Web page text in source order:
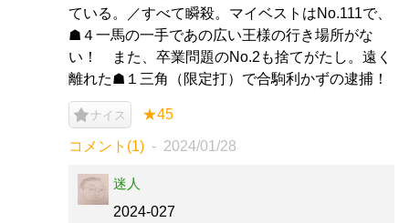
ている。／すべて瞬殺。マイベストはNo.111で、
☗４一馬の一手であの広い王様の行き場所がな
い！ また、卒業問題のNo.2も捨てがたし。遠く
離れた☗１三角（限定打）で合駒利かずの逮捕！
ナイス ★45
コメント(1) 2024/01/28
迷人
2024-027